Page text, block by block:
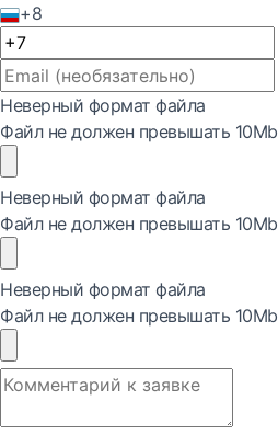
+8
Неверный формат файла
Файл не должен превышать 10Mb
Неверный формат файла
Файл не должен превышать 10Mb
Неверный формат файла
Файл не должен превышать 10Mb